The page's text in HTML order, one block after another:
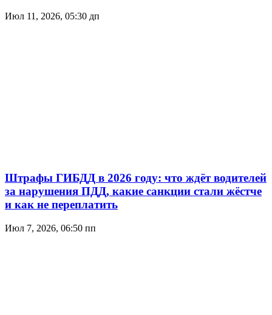
Июл 11, 2026, 05:30 дп
Штрафы ГИБДД в 2026 году: что ждёт водителей
за нарушения ПДД, какие санкции стали жёстче
и как не переплатить
Июл 7, 2026, 06:50 пп